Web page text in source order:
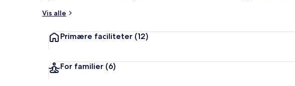
Vis alle
Primære faciliteter (12)
For familier (6)